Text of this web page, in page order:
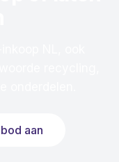
aan